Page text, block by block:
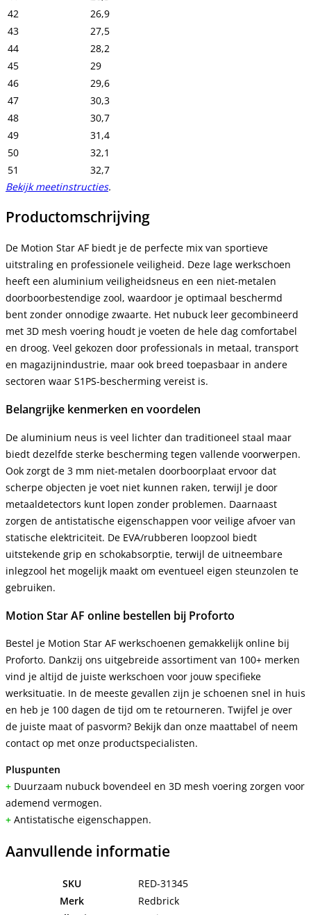
42
26,9
43
27,5
44
28,2
45
29
46
29,6
47
30,3
48
30,7
49
31,4
50
32,1
51
32,7
Bekijk meetinstructies.
Productomschrijving
De Motion Star AF biedt je de perfecte mix van sportieve
uitstraling en professionele veiligheid. Deze lage werkschoen
heeft een aluminium veiligheidsneus en een niet-metalen
doorboorbestendige zool, waardoor je optimaal beschermd
bent zonder onnodige zwaarte. Het nubuck leer gecombineerd
met 3D mesh voering houdt je voeten de hele dag comfortabel
en droog. Veel gekozen door professionals in metaal, transport
en magazijnindustrie, maar ook breed toepasbaar in andere
sectoren waar S1PS-bescherming vereist is.
Belangrijke kenmerken en voordelen
De aluminium neus is veel lichter dan traditioneel staal maar
biedt dezelfde sterke bescherming tegen vallende voorwerpen.
Ook zorgt de 3 mm niet-metalen doorboorplaat ervoor dat
scherpe objecten je voet niet kunnen raken, terwijl je door
metaaldetectors kunt lopen zonder problemen. Daarnaast
zorgen de antistatische eigenschappen voor veilige afvoer van
statische elektriciteit. De EVA/rubberen loopzool biedt
uitstekende grip en schokabsorptie, terwijl de uitneembare
inlegzool het mogelijk maakt om eventueel eigen steunzolen te
gebruiken.
Motion Star AF online bestellen bij Proforto
Bestel je Motion Star AF werkschoenen gemakkelijk online bij
Proforto. Dankzij ons uitgebreide assortiment van 100+ merken
vind je altijd de juiste werkschoen voor jouw specifieke
werksituatie. In de meeste gevallen zijn je schoenen snel in huis
en heb je 100 dagen de tijd om te retourneren. Twijfel je over
de juiste maat of pasvorm? Bekijk dan onze maattabel of neem
contact op met onze productspecialisten.
Pluspunten
+ Duurzaam nubuck bovendeel en 3D mesh voering zorgen voor
ademend vermogen.
+ Antistatische eigenschappen.
Aanvullende informatie
SKU
RED-31345
Merk
Redbrick